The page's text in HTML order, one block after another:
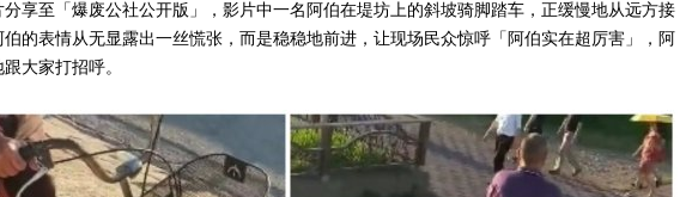
分享至「爆废公社公开版」，影片中一名阿伯在堤坊上的斜坡骑脚踏车，正缓慢地从远方接
的表情从无显露出一丝慌张，而是稳稳地前进，让现场民众惊呼「阿伯实在超厉害」，阿
大家打招呼。